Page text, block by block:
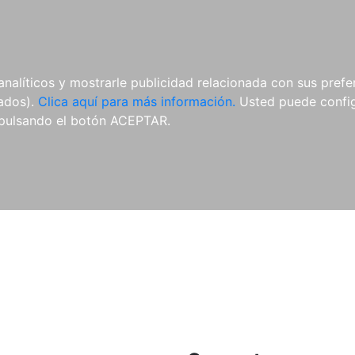
y mostrarle publicidad relacionada con sus
Clica aquí para más información. Usted puede
el botón ACEPTAR.
REVISTAS
CDS Y
DVDS
MATERIAL
COMPLEMENTARIO